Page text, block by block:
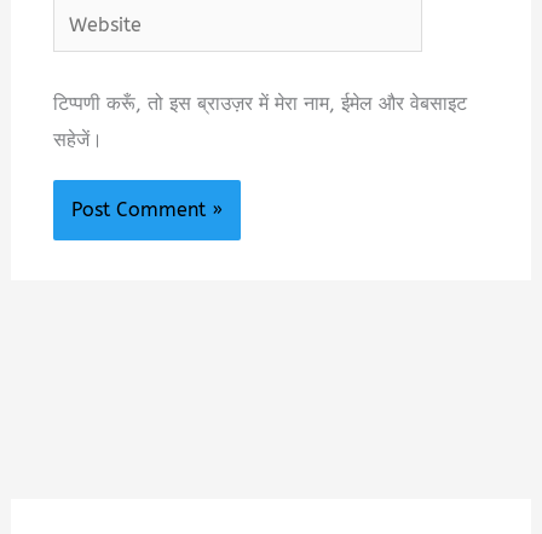
Website
टिप्पणी करूँ, तो इस ब्राउज़र में मेरा नाम, ईमेल और वेबसाइट
सहेजें।